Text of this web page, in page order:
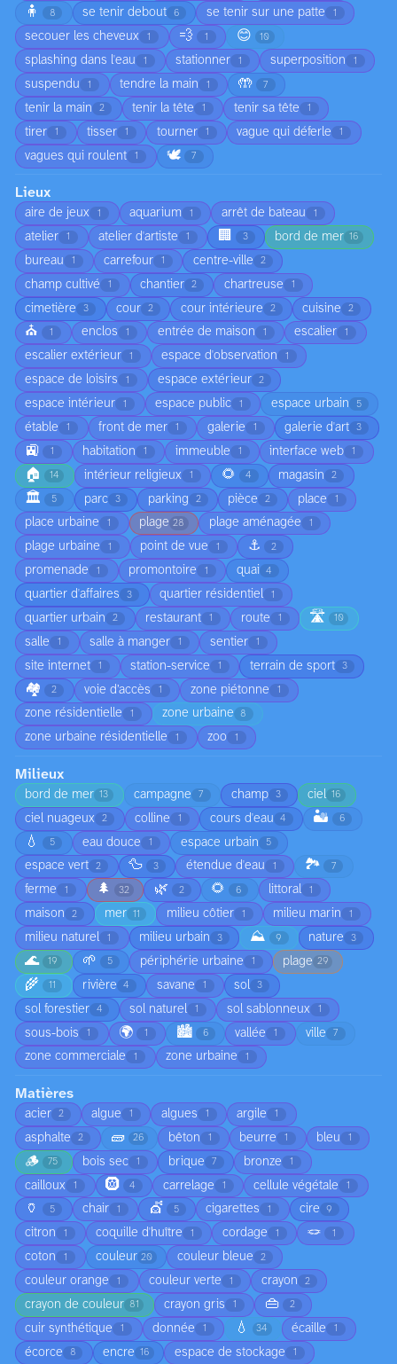
🧍 8 se tenir debout 6 se tenir sur une patte 1
secouer les cheveux 1 💨 1 😊 10
splashing dans l'eau 1 stationner 1 superposition 1
suspendu 1 tendre la main 1 🤲 7
tenir la main 2 tenir la tête 1 tenir sa tête 1
tirer 1 tisser 1 tourner 1 vague qui déferle 1
vagues qui roulent 1 🕊️ 7
Lieux
aire de jeux 1 aquarium 1 arrêt de bateau 1
atelier 1 atelier d'artiste 1 🏢 3 bord de mer 16
bureau 1 carrefour 1 centre-ville 2
champ cultivé 1 chantier 2 chartreuse 1
cimetière 3 cour 2 cour intérieure 2 cuisine 2
⛪ 1 enclos 1 entrée de maison 1 escalier 1
escalier extérieur 1 espace d'observation 1
espace de loisirs 1 espace extérieur 2
espace intérieur 1 espace public 1 espace urbain 5
étable 1 front de mer 1 galerie 1 galerie d'art 3
🚉 1 habitation 1 immeuble 1 interface web 1
🏠 14 intérieur religieux 1 🌻 4 magasin 2
🏛️ 5 parc 3 parking 2 pièce 2 place 1
place urbaine 1 plage 28 plage aménagée 1
plage urbaine 1 point de vue 1 ⚓ 2
promenade 1 promontoire 1 quai 4
quartier d'affaires 3 quartier résidentiel 1
quartier urbain 2 restaurant 1 route 1 🛣️ 10
salle 1 salle à manger 1 sentier 1
site internet 1 station-service 1 terrain de sport 3
🏘️ 2 voie d’accès 1 zone piétonne 1
zone résidentielle 1 zone urbaine 8
zone urbaine résidentielle 1 zoo 1
Milieux
bord de mer 13 campagne 7 champ 3 ciel 16
ciel nuageux 2 colline 1 cours d'eau 4 🏜️ 6
💧 5 eau douce 1 espace urbain 5
espace vert 2 🦆 3 étendue d'eau 1 🏞️ 7
ferme 1 🌲 32 🌿 2 🌻 6 littoral 1
maison 2 mer 11 milieu côtier 1 milieu marin 1
milieu naturel 1 milieu urbain 3 ⛰️ 9 nature 3
🌊 19 🌱 5 périphérie urbaine 1 plage 29
🌾 11 rivière 4 savane 1 sol 3
sol forestier 4 sol naturel 1 sol sablonneux 1
sous-bois 1 🌍 1 🏙️ 6 vallée 1 ville 7
zone commerciale 1 zone urbaine 1
Matières
acier 2 algue 1 algues 1 argile 1
asphalte 2 🧱 26 bêton 1 beurre 1 bleu 1
🪵 75 bois sec 1 brique 7 bronze 1
cailloux 1 🛞 4 carrelage 1 cellule végétale 1
🏺 5 chair 1 💇 5 cigarettes 1 cire 9
citron 1 coquille d'huître 1 cordage 1 🪢 1
coton 1 couleur 20 couleur bleue 2
couleur orange 1 couleur verte 1 crayon 2
crayon de couleur 81 crayon gris 1 👜 2
cuir synthétique 1 donnée 1 💧 34 écaille 1
écorce 8 encre 16 espace de stockage 1